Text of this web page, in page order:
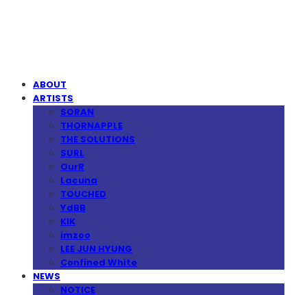
ABOUT
ARTISTS
SORAN
THORNAPPLE
THE SOLUTIONS
SURL
OurR
Lacuna
TOUCHED
YdBB
KIK
imzoo
LEE JUN HYUNG
Confined White
NEWS
NOTICE